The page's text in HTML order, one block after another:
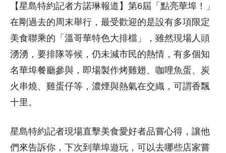
【星島特約記者方諾琳報道】第6屆「點亮華埠！」
在剛過去的周末舉行，最受歡迎的是設有多項限定
美食聯乘的「溫哥華特色大排檔」，雖然現場人頭
湧湧，要排隊等候，仍未減市民的熱情，有多個知
名華埠餐廳參與，即場製作烤雞翅、咖哩魚蛋、炭
火串燒、雞蛋仔等，濃煙與熱氣在交織，可謂香飄
十里。
星島特約記者現場直擊美食愛好者品嘗心得，讓他
們來告訴你，下次到華埠遊玩，可以去哪些店家嘗